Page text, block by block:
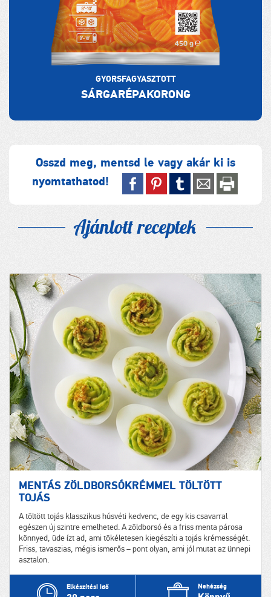
GYORSFAGYASZTOTT
SÁRGARÉPAKORONG
Osszd meg, mentsd le vagy akár ki is
nyomtathatod!
Ajánlott receptek
MENTÁS ZÖLDBORSÓKRÉMMEL TÖLTÖTT
TOJÁS
A töltött tojás klasszikus húsvéti kedvenc, de egy kis csavarral
egészen új szintre emelheted. A zöldborsó és a friss menta párosa
könnyed, üde ízt ad, ami tökéletesen kiegészíti a tojás krémességét.
Friss, tavaszias, mégis ismerős – pont olyan, ami jól mutat az ünnepi
asztalon.
Elkészítési idő Nehézség